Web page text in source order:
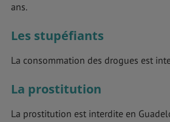
ans.
Les stupéfiants
La consommation des drogues est
La prostitution
La prostitution est interdite en